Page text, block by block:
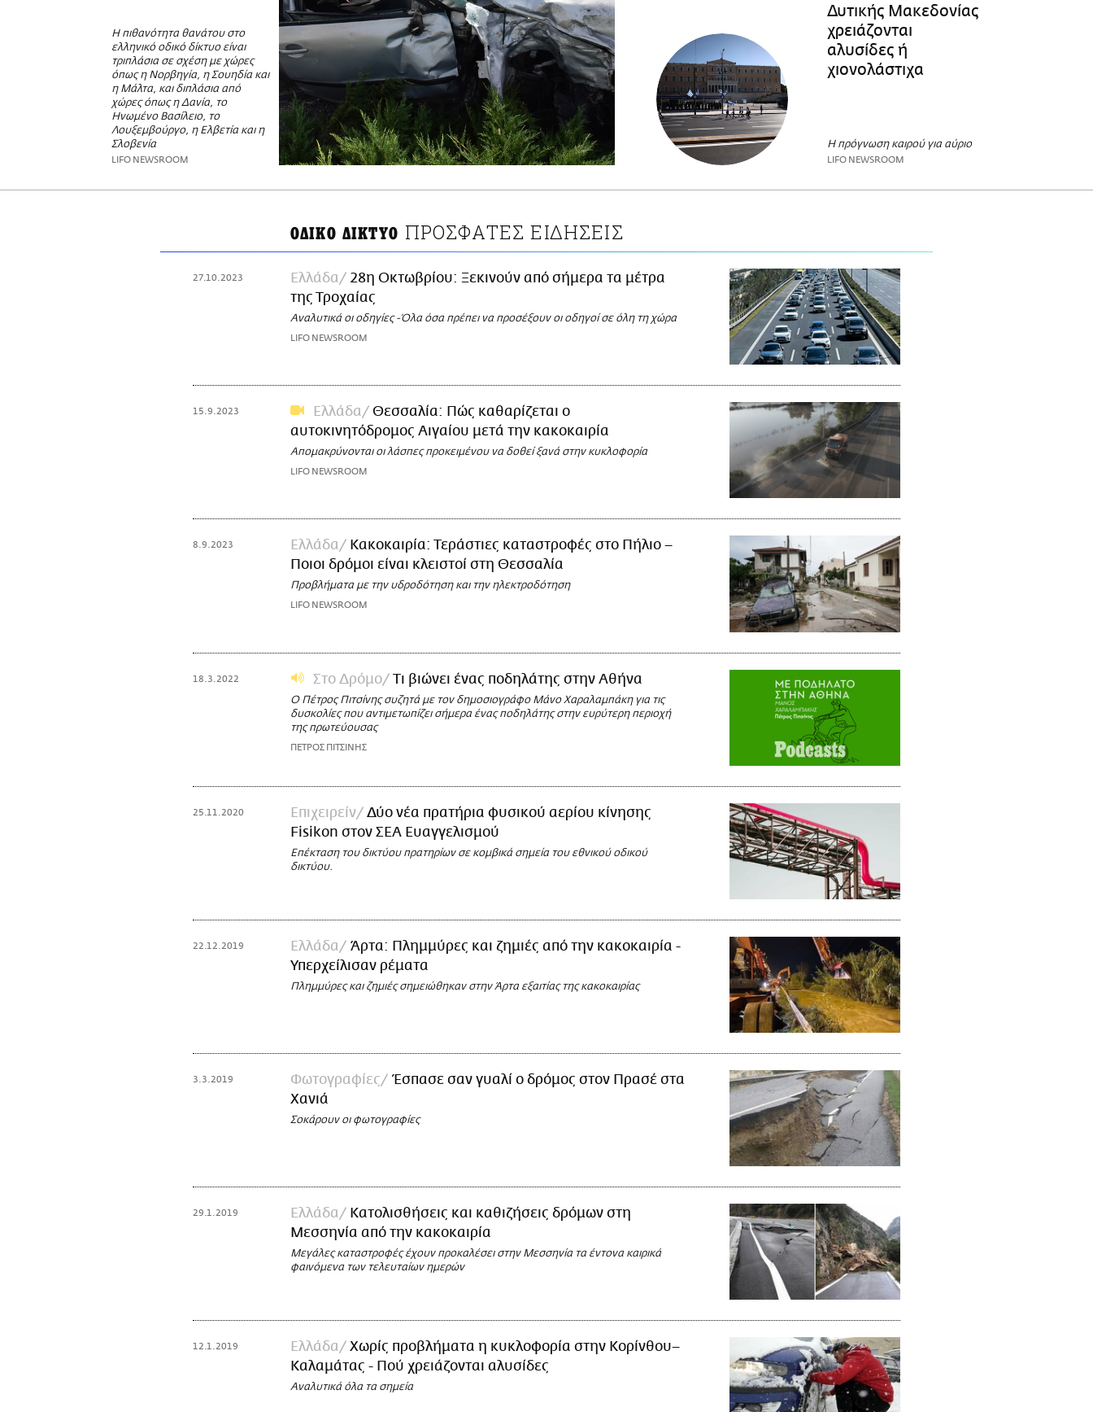
Η πιθανότητα θανάτου στο
ελληνικό οδικό δίκτυο είναι
τριπλάσια σε σχέση με χώρες
όπως η Νορβηγία, η Σουηδία και
η Μάλτα, και διπλάσια από
χώρες όπως η Δανία, το
Ηνωμένο Βασίλειο, το
Λουξεμβούργο, η Ελβετία και η
Σλοβενία
LIFO NEWSROOM
Δυτικής Μακεδονίας
χρειάζονται
αλυσίδες ή
χιονολάστιχα
Η πρόγνωση καιρού για αύριο
LIFO NEWSROOM
ΟΔΙΚΟ ΔΙΚΤΥΟ ΠΡΟΣΦΑΤΕΣ ΕΙΔΗΣΕΙΣ
27.10.2023 Ελλάδα
28η Οκτωβρίου: Ξεκινούν από σήμερα τα μέτρα
της Τροχαίας
Αναλυτικά οι οδηγίες -Όλα όσα πρέπει να προσέξουν οι οδηγοί σε όλη τη χώρα
LIFO NEWSROOM
15.9.2023 Ελλάδα
Θεσσαλία: Πώς καθαρίζεται ο
αυτοκινητόδρομος Αιγαίου μετά την κακοκαιρία
Απομακρύνονται οι λάσπες προκειμένου να δοθεί ξανά στην κυκλοφορία
LIFO NEWSROOM
8.9.2023 Ελλάδα
Κακοκαιρία: Τεράστιες καταστροφές στο Πήλιο –
Ποιοι δρόμοι είναι κλειστοί στη Θεσσαλία
Προβλήματα με την υδροδότηση και την ηλεκτροδότηση
LIFO NEWSROOM
18.3.2022 Στο Δρόμο Tι βιώνει ένας ποδηλάτης στην Αθήνα
Ο Πέτρος Πιτσίνης συζητά με τον δημοσιογράφο Μάνο Χαραλαμπάκη για τις
δυσκολίες που αντιμετωπίζει σήμερα ένας ποδηλάτης στην ευρύτερη περιοχή
της πρωτεύουσας
ΠΕΤΡΟΣ ΠΙΤΣΙΝΗΣ
25.11.2020 Επιχειρείν
Δύο νέα πρατήρια φυσικού αερίου κίνησης
Fisikon στον ΣΕΑ Ευαγγελισμού
Επέκταση του δικτύου πρατηρίων σε κομβικά σημεία του εθνικού οδικού
δικτύου.
22.12.2019 Ελλάδα
Άρτα: Πλημμύρες και ζημιές από την κακοκαιρία -
Υπερχείλισαν ρέματα
Πλημμύρες και ζημιές σημειώθηκαν στην Άρτα εξαιτίας της κακοκαιρίας
3.3.2019 Φωτογραφίες
Έσπασε σαν γυαλί ο δρόμος στον Πρασέ στα
Χανιά
Σοκάρουν οι φωτογραφίες
29.1.2019 Ελλάδα
Κατολισθήσεις και καθιζήσεις δρόμων στη
Μεσσηνία από την κακοκαιρία
Μεγάλες καταστροφές έχουν προκαλέσει στην Μεσσηνία τα έντονα καιρικά
φαινόμενα των τελευταίων ημερών
12.1.2019 Ελλάδα
Χωρίς προβλήματα η κυκλοφορία στην Κορίνθου–
Καλαμάτας - Πού χρειάζονται αλυσίδες
Αναλυτικά όλα τα σημεία